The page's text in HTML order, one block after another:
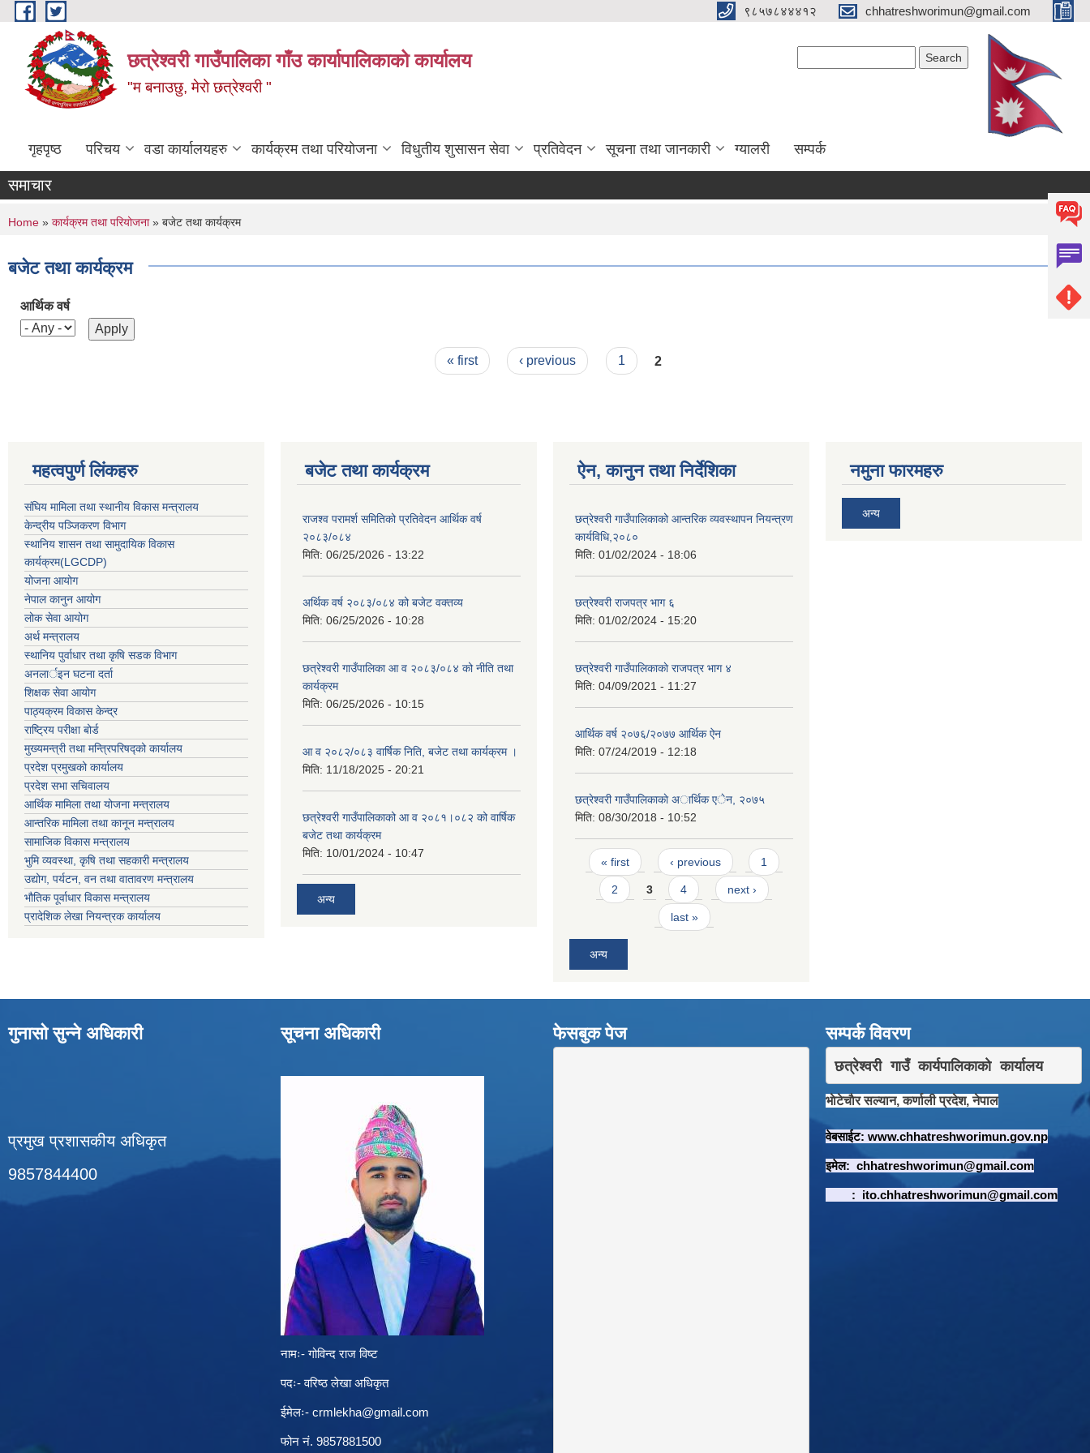
Skip to main content ९८५७८४४४१२ chhatreshworimun@gmail.com
छत्रेश्वरी गाउँपालिका गाँउ कार्यापालिकाको कार्यालय
"म बनाउछु, मेरो छत्रेश्वरी "
गृहपृष्ठ परिचय वडा कार्यालयहरु कार्यक्रम तथा परियोजना विधुतीय शुसासन सेवा प्रतिवेदन सूचना तथा जानकारी ग्यालरी सम्पर्क
समाचार
You are here
Home » कार्यक्रम तथा परियोजना» बजेट तथा कार्यक्रम
बजेट तथा कार्यक्रम
आर्थिक वर्ष
« first ‹ previous 1 2
महत्वपुर्ण लिंकहरु
संघिय मामिला तथा स्थानीय विकास मन्त्रालय
केन्द्रीय पञ्जिकरण विभाग
स्थानिय शासन तथा सामुदायिक विकास
कार्यक्रम(LGCDP)
योजना आयोग
नेपाल कानुन आयोग
लोक सेवा आयोग
अर्थ मन्त्रालय
स्थानिय पुर्वाधार तथा कृषि सडक विभाग
अनलार्इन घटना दर्ता
शिक्षक सेवा आयोग
पाठ्यक्रम विकास केन्द्र
राष्ट्रिय परीक्षा बोर्ड
मुख्यमन्त्री तथा मन्त्रिपरिषद्को कार्यालय
प्रदेश प्रमुखको कार्यालय
प्रदेश सभा सचिवालय
आर्थिक मामिला तथा योजना मन्त्रालय
आन्तरिक मामिला तथा कानून मन्त्रालय
सामाजिक विकास मन्त्रालय
भुमि व्यवस्था, कृषि तथा सहकारी मन्त्रालय
उद्योग, पर्यटन, वन तथा वातावरण मन्त्रालय
भौतिक पूर्वाधार विकास मन्त्रालय
प्रादेशिक लेखा नियन्त्रक कार्यालय
बजेट तथा कार्यक्रम
राजश्व परामर्श समितिको प्रतिवेदन आर्थिक वर्ष
२०८३/०८४
मिति: 06/25/2026 - 13:22
अर्थिक वर्ष २०८३/०८४ को बजेट वक्तव्य
मिति: 06/25/2026 - 10:28
छत्रेश्वरी गाउँपालिका आ व २०८३/०८४ को नीति तथा
कार्यक्रम
मिति: 06/25/2026 - 10:15
आ व २०८२/०८३ वार्षिक निति, बजेट तथा कार्यक्रम ।
मिति: 11/18/2025 - 20:21
छत्रेश्वरी गाउँपालिकाको आ व २०८१।०८२ को वार्षिक
बजेट तथा कार्यक्रम
मिति: 10/01/2024 - 10:47
अन्य
ऐन, कानुन तथा निर्देशिका
छत्रेश्वरी गाउँपालिकाको आन्तरिक व्यवस्थापन नियन्त्रण
कार्यविधि,२०८०
मिति: 01/02/2024 - 18:06
छत्रेश्वरी राजपत्र भाग ६
मिति: 01/02/2024 - 15:20
छत्रेश्वरी गाउँपालिकाकाे राजपत्र भाग ४
मिति: 04/09/2021 - 11:27
आर्थिक वर्ष २०७६/२०७७ आर्थिक ऐन
मिति: 07/24/2019 - 12:18
छत्रेश्वरी गाउँपालिकाकाे अार्थिक एेन, २०७५
मिति: 08/30/2018 - 10:52
Pages
« first ‹ previous 1
2 3 4 next ›
last »
अन्य
नमुना फारमहरु
अन्य
गुनासो सुन्ने अधिकारी
प्रमुख प्रशासकीय अधिकृत
9857844400
सूचना अधिकारी
नामः- गोविन्द राज विष्ट
पदः- वरिष्ठ लेखा अधिकृत
ईमेलः- crmlekha@gmail.com
फोन नं. 9857881500
फेसबुक पेज सम्पर्क विवरण
छत्रेश्वरी गाउँ कार्यपालिकाकाे कार्यालय
भाेटेचाैर सल्यान, कर्णाली प्रदेश, नेपाल
वेबसाईट: www.chhatreshworimun.gov.np
इमेल: chhatreshworimun@gmail.com
: ito.chhatreshworimun@gmail.com